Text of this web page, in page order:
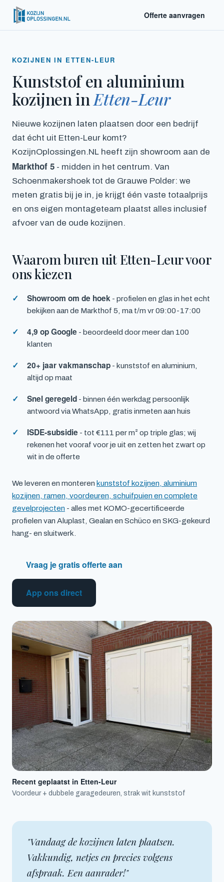
Offerte aanvragen
KOZIJNEN IN ETTEN-LEUR
Kunststof en aluminium
kozijnen in Etten-Leur
Nieuwe kozijnen laten plaatsen door een bedrijf
dat écht uit Etten-Leur komt?
KozijnOplossingen.NL heeft zijn showroom aan de
Markthof 5 - midden in het centrum. Van
Schoenmakershoek tot de Grauwe Polder: we
meten gratis bij je in, je krijgt één vaste totaalprijs
en ons eigen montageteam plaatst alles inclusief
afvoer van de oude kozijnen.
Waarom buren uit Etten-Leur voor
ons kiezen
Showroom om de hoek - profielen en glas in het echt
bekijken aan de Markthof 5, ma t/m vr 09:00-17:00
4,9 op Google - beoordeeld door meer dan 100
klanten
20+ jaar vakmanschap - kunststof en aluminium,
altijd op maat
Snel geregeld - binnen één werkdag persoonlijk
antwoord via WhatsApp, gratis inmeten aan huis
ISDE-subsidie - tot €111 per m² op triple glas; wij
rekenen het vooraf voor je uit en zetten het zwart op
wit in de offerte
We leveren en monteren kunststof kozijnen, aluminium
kozijnen, ramen, voordeuren, schuifpuien en complete
gevelprojecten - alles met KOMO-gecertificeerde
profielen van Aluplast, Gealan en Schüco en SKG-gekeurd
hang- en sluitwerk.
Vraag je gratis offerte aan
App ons direct
Recent geplaatst in Etten-Leur
Voordeur + dubbele garagedeuren, strak wit kunststof
"Vandaag de kozijnen laten plaatsen.
Vakkundig, netjes en precies volgens
afspraak. Een aanrader!"